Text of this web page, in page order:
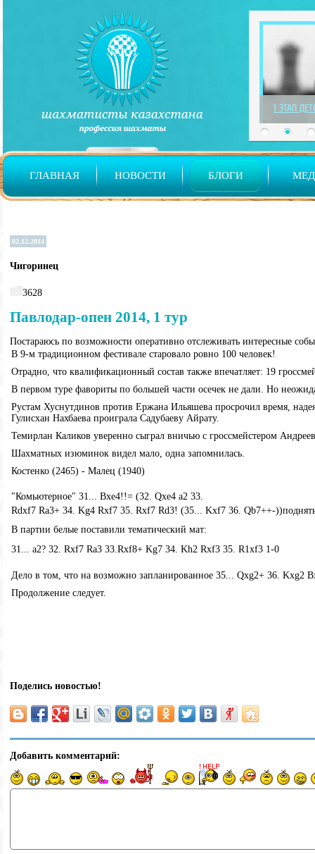
ГЛАВНАЯ НОВОСТИ БЛОГИ
1 ЭТАП
02.12.2014
Чигоринец
3628
Павлодар-опен 2014, 1 тур
Постараюсь по возможности оперативно отслеживать интересные
В 9-м традиционном фестивале старовало ровно 100 человек!
Отрадно, что квалификационный состав также впечатляет: 19
В первом туре фавориты по большей части осечек не дали. Но
Рустам Хуснутдинов против Ержана Ильяшева просрочил время,
Гулисхан Нахбаева проиграла Садубаеву Айрату.
Темирлан Каликов уверенно сыграл вничью с гроссмейстером
Шахматных изюминок видел мало, одна запомнилась.
Костенко (2465) - Малец (1940)
"Комьютерное" 31... Bxe4!!= (32. Qxe4 a2 33.
Rdxf7 Ra3+ 34. Kg4 Rxf7 35. Rxf7 Rd3! (35... Kxf7 36. Qb7++-))
В партии белые поставили тематический мат:
31... a2? 32. Rxf7 Ra3 33.Rxf8+ Kg7 34. Kh2 Rxf3 35. R1xf3 1-0
Дело в том, что на возможно запланированное 35... Qxg2+ 36. Kxg2
Продолжение следует.
Поделись новостью!
Добавить комментарий: